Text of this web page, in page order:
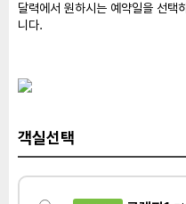
달력에서 원하시는 예약일을 선택
니다.
객실선택